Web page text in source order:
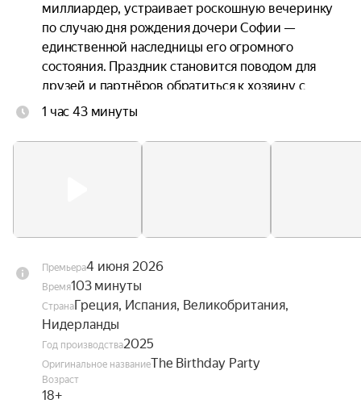
миллиардер, устраивает роскошную вечеринку
по случаю дня рождения дочери Софии —
единственной наследницы его огромного
состояния. Праздник становится поводом для
друзей и партнёров обратиться к хозяину с
просьбами и решить за его счёт свои проблемы.
которое должно определить будущее дочери.
1 час 43 минуты
Премьера4 июня 2026
Время103 минуты
СтранаГреция, Испания, Великобритания,
Нидерланды
Год производства2025
Оригинальное названиеThe Birthday Party
Возраст
18+